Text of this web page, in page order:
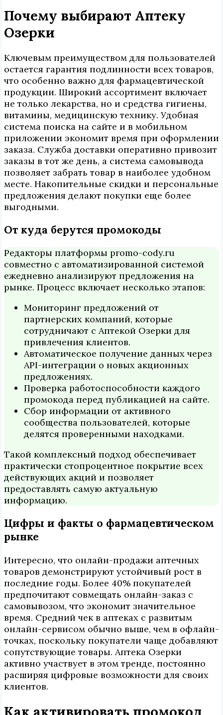
Почему выбирают Аптеку
Озерки
Ключевым преимуществом для пользователей
остается гарантия подлинности всех товаров,
что особенно важно для фармацевтической
продукции. Широкий ассортимент включает
не только лекарства, но и средства гигиены,
витамины, медицинскую технику. Удобная
система поиска на сайте и в мобильном
приложении экономит время при оформлении
заказа. Служба доставки оперативно привозит
заказы в тот же день, а система самовывода
позволяет забрать товар в наиболее удобном
месте. Накопительные скидки и персональные
предложения делают покупки еще более
выгодными.
От куда берутся промокоды
Редакторы платформы promo-cody.ru
совместно с автоматизированной системой
ежедневно анализируют предложения на
рынке. Процесс включает несколько этапов:
Мониторинг предложений от
партнерских компаний, которые
сотрудничают с Аптекой Озерки для
привлечения клиентов.
Автоматическое получение данных через
API-интеграции о новых акционных
предложениях.
Проверка работоспособности каждого
промокода перед публикацией на сайте.
Сбор информации от активного
сообщества пользователей, которые
делятся проверенными находками.
Такой комплексный подход обеспечивает
практически стопроцентное покрытие всех
действующих акций и позволяет
предоставлять самую актуальную
информацию.
Цифры и факты о фармацевтическом
рынке
Интересно, что онлайн-продажи аптечных
товаров демонстрируют устойчивый рост в
последние годы. Более 40% покупателей
предпочитают совмещать онлайн-заказ с
самовывозом, что экономит значительное
время. Средний чек в аптеках с развитым
онлайн-сервисом обычно выше, чем в офлайн-
точках, поскольку покупатели чаще добавляют
сопутствующие товары. Аптека Озерки
активно участвует в этом тренде, постоянно
расширяя цифровые возможности для своих
клиентов.
Как активировать промокод